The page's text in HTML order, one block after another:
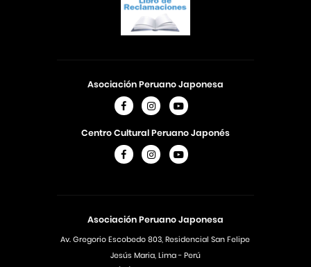
Asociación Peruano Japonesa
Av. Gregorio Escobedo 803, Residencial San Felipe
Jesús Maria, Lima - Perú
Asociación Peruano Japonesa
Centro Cultural Peruano Japonés